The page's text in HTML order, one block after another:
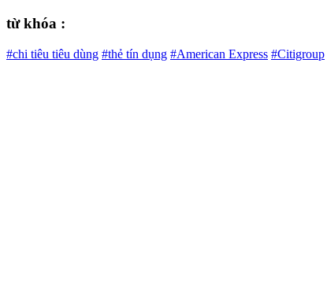
từ khóa :
#chi tiêu tiêu dùng #thẻ tín dụng #American Express #Citigroup